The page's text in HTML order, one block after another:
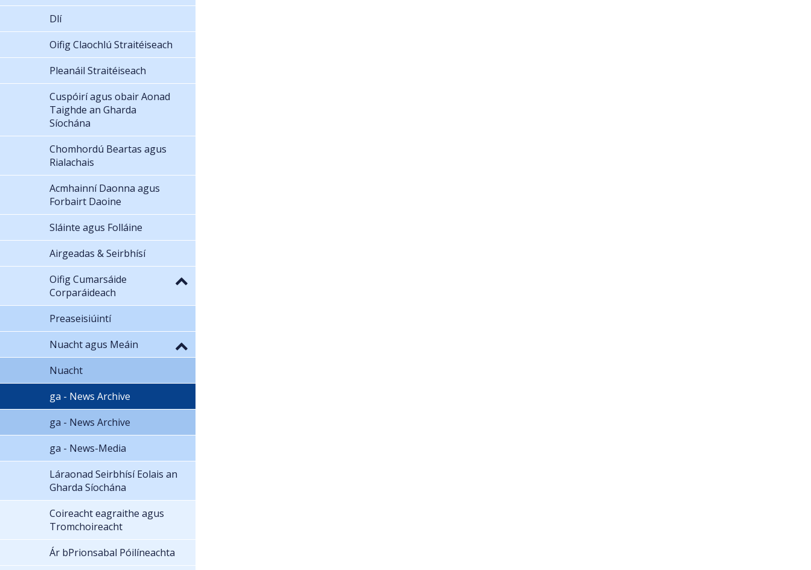
Dlí
Oifig Claochlú Straitéiseach
Pleanáil Straitéiseach
Cuspóirí agus obair Aonad
Taighde an Gharda
Síochána
Chomhordú Beartas agus
Rialachais
Acmhainní Daonna agus
Forbairt Daoine
Sláinte agus Folláine
Airgeadas & Seirbhísí
Oifig Cumarsáide
Corparáideach
Preaseisiúintí
Nuacht agus Meáin
Nuacht
ga - News Archive
ga - News Archive
ga - News-Media
Láraonad Seirbhísí Eolais an
Gharda Síochána
Coireacht eagraithe agus
Tromchoireacht
Ár bPrionsabal Póilíneachta